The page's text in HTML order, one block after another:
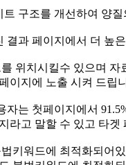
구조를 개선하여 양
결과 페이지에서 더 높
위치시킬수 있으며
이지에 노출 시켜 드립
는 첫페이지에서
라고 말할 수 있고 타
키워드에 최적화되어